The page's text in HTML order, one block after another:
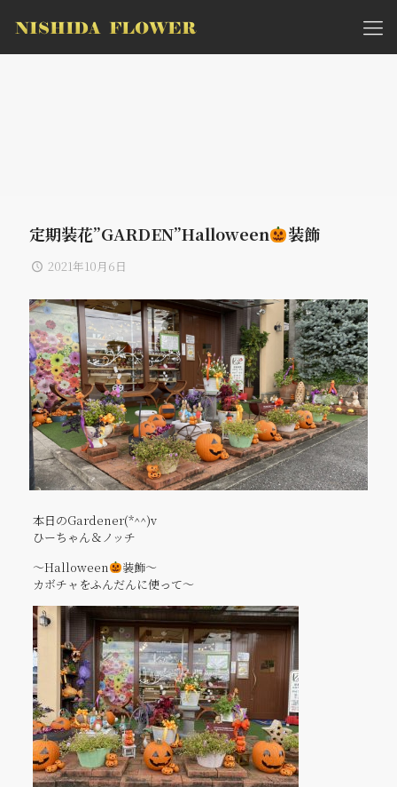
定期装花”GARDEN”Halloween 装飾
2021年10月6日
本日のGardener(*^^)v
ひーちゃん＆ノッチ
～Halloween
装飾～
カボチャをふんだんに使って～